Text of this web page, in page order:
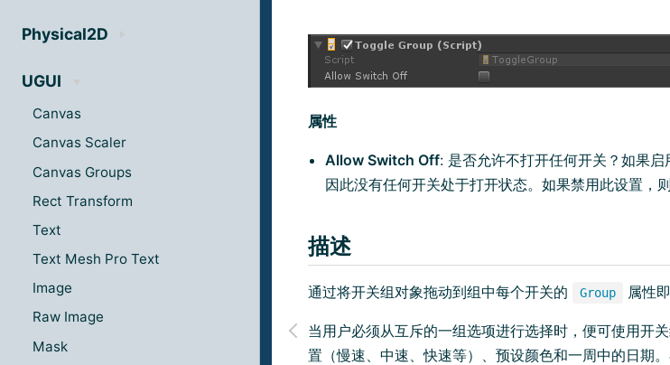
Physical2D
UGUI
Canvas
Canvas Scaler
Canvas Groups
Rect Transform
Text
Text Mesh Pro Text
Image
Raw Image
Mask
属性
Allow Switch Off: 是否允许不打开任何开关？如果
因此没有任何开关处于打开状态。如果禁用此设置，
描述
通过将开关组对象拖动到组中每个开关的 Group 属性
当用户必须从互斥的一组选项进行选择时，便可使用开
置（慢速、中速、快速等）、预设颜色和一周中的日期